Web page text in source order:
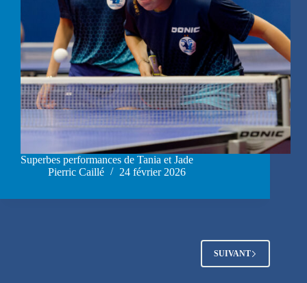
Superbes performances de Tania et Jade
Pierric Caillé
24 février 2026
SUIVANT